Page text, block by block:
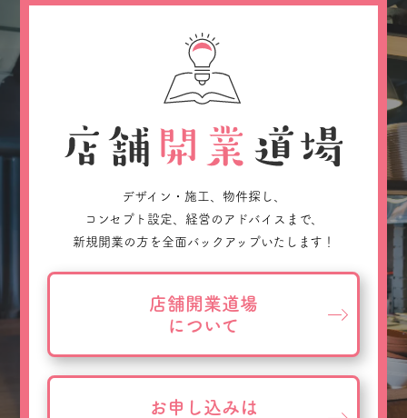
デザイン・施工、物件探し、
コンセプト設定、経営のアドバイスまで、
新規開業の方を全面バックアップいたします！
店舗開業道場
について
お申し込みは